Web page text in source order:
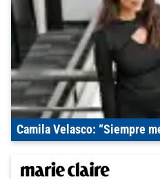
Camila Velasco: “Siempre